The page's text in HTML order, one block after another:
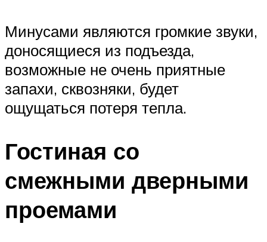
Минусами являются громкие звуки,
доносящиеся из подъезда,
возможные не очень приятные
запахи, сквозняки, будет
ощущаться потеря тепла.
Гостиная со
смежными дверными
проемами